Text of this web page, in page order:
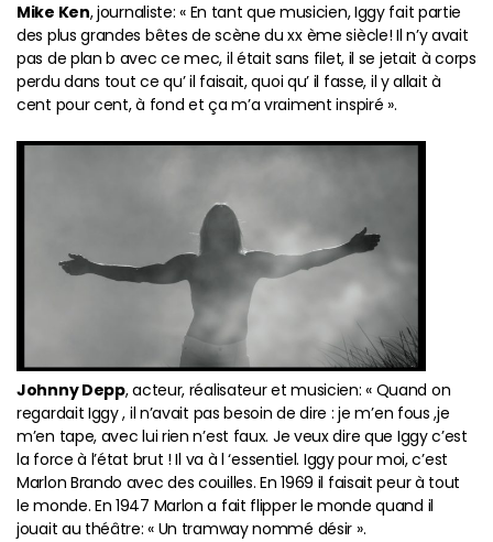
Mike Ken, journaliste: « En tant que musicien, Iggy fait partie
des plus grandes bêtes de scène du xx ème siècle! Il n’y avait
pas de plan b avec ce mec, il était sans filet, il se jetait à corps
perdu dans tout ce qu’ il faisait, quoi qu’ il fasse, il y allait à
cent pour cent, à fond et ça m’a vraiment inspiré ».
Johnny Depp, acteur, réalisateur et musicien: « Quand on
regardait Iggy , il n’avait pas besoin de dire : je m’en fous ,je
m’en tape, avec lui rien n’est faux. Je veux dire que Iggy c’est
la force à l’état brut ! Il va à l ‘essentiel. Iggy pour moi, c’est
Marlon Brando avec des couilles. En 1969 il faisait peur à tout
le monde. En 1947 Marlon a fait flipper le monde quand il
jouait au théâtre: « Un tramway nommé désir ».